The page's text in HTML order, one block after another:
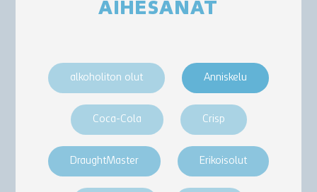
AIHESANAT
alkoholiton olut Anniskelu
Coca-Cola Crisp
DraughtMaster Erikoisolut